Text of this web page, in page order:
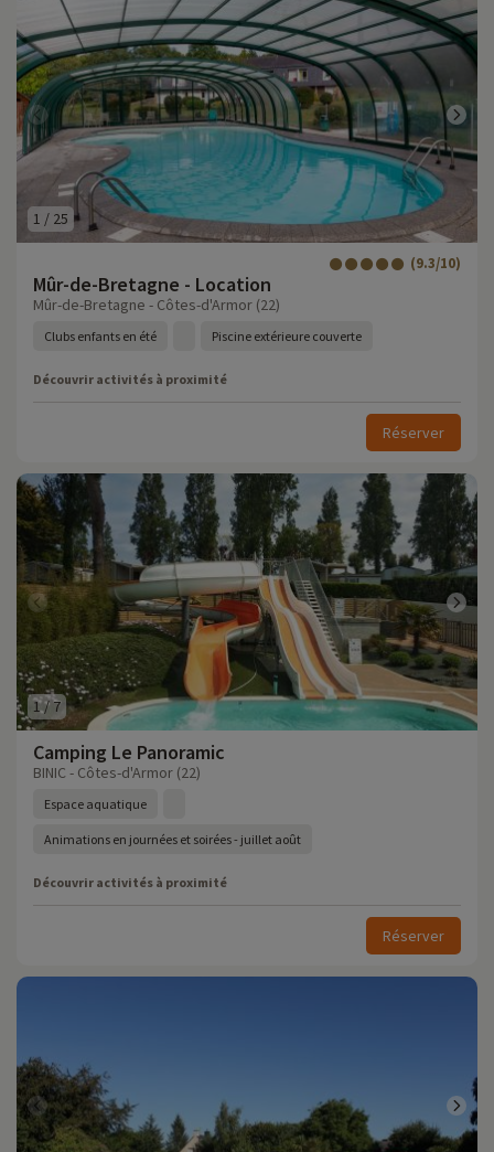
1 / 25
Mûr-de-Bretagne - Location
(9.3/10)
Mûr-de-Bretagne - Côtes-d'Armor (22)
Clubs enfants en été Piscine extérieure couverte
Découvrir activités à proximité
Réserver
1/7
Camping Le Panoramic
BINIC - Côtes-d'Armor (22)
Espace aquatique
Animations en journées et soirées - juillet août
Découvrir activités à proximité
Réserver